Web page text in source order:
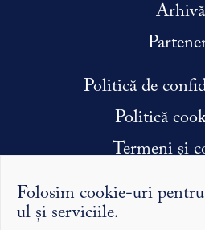
Folosim cookie-uri
ul și serviciile.
Arhivă
Politică de
Politică
Termeni și
Condiții efectuare